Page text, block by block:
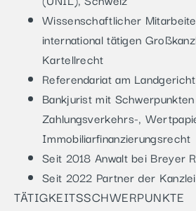
Wissenschaftlicher
international tätigen
Kartellrecht
Referendariat am
Bankjurist mit
Zahlungsverkehrs-,
Immobiliarfinanzierungsrecht
Seit 2018 Anwalt bei Breyer
Seit 2022 Partner der Kanzlei
TÄTIGKEITSSCHWERPUNKTE